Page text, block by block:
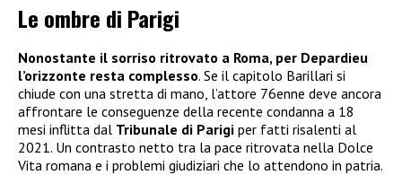
Le ombre di Parigi
Nonostante il sorriso ritrovato a Roma, per Depardieu
l’orizzonte resta complesso. Se il capitolo Barillari si
chiude con una stretta di mano, l’attore 76enne deve ancora
affrontare le conseguenze della recente condanna a 18
mesi inflitta dal Tribunale di Parigi per fatti risalenti al
2021. Un contrasto netto tra la pace ritrovata nella Dolce
Vita romana e i problemi giudiziari che lo attendono in patria.